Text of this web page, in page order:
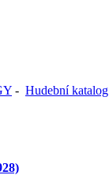
- Hudební katalog